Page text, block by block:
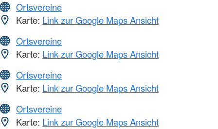
Ortsvereine
Karte: Link zur Google Maps Ansicht
Ortsvereine
Karte: Link zur Google Maps Ansicht
Ortsvereine
Karte: Link zur Google Maps Ansicht
Ortsvereine
Karte: Link zur Google Maps Ansicht